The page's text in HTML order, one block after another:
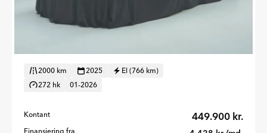
2000 km 2025
El (766 km)
272 hk
01-2026
Kontant 449.900 kr.
Finansiering fra